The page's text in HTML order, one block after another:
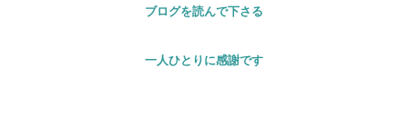
ブログを読んで下さる
一人ひとりに感謝です